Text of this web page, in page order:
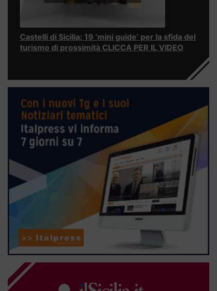
Castelli di Sicilia: 19 ‘mini guide’ per la sfida del
turismo di prossimità CLICCA PER IL VIDEO